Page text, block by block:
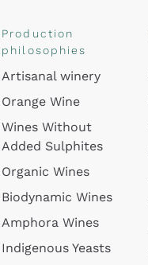
Production
philosophies
Artisanal winery
Orange Wine
Wines Without
Added Sulphites
Organic Wines
Biodynamic Wines
Amphora Wines
Indigenous Yeasts